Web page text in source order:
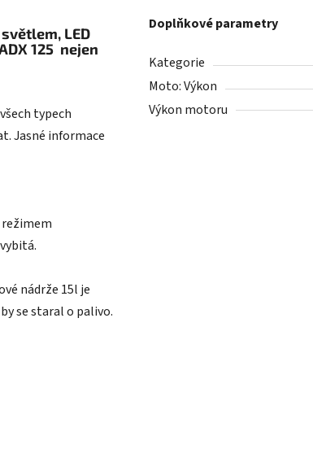
LED
125 nejen
typech
Jasné informace
režimem
nádrže 15l je
se staral o palivo.
Doplňkové parametry
Kategorie
Moto: Výkon
Výkon motoru